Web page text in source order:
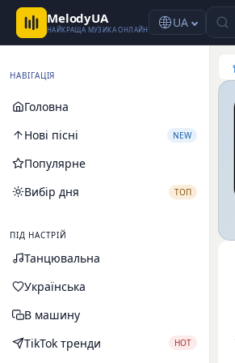
MelodyUA
НАЙКРАЩА МУЗИКА ОНЛАЙН UA
НАВІГАЦІЯ
Головна
Нові пісні
NEW
Популярне
Вибір дня
ТОП
ПІД НАСТРІЙ
Танцювальна
Українська
В машину
TikTok тренди
HOT